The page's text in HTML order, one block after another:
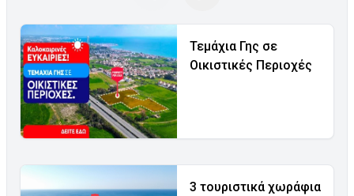
Τεμάχια Γης σε
Οικιστικές Περιοχές
3 τουριστικά χωράφια